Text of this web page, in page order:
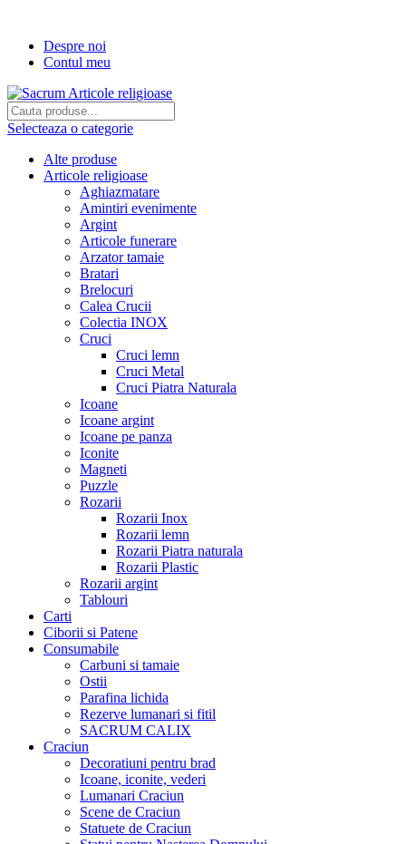
Despre noi
Contul meu
Selecteaza o categorie
Alte produse
Articole religioase
Aghiazmatare
Amintiri evenimente
Argint
Articole funerare
Arzator tamaie
Bratari
Brelocuri
Calea Crucii
Colectia INOX
Cruci
Cruci lemn
Cruci Metal
Cruci Piatra Naturala
Icoane
Icoane argint
Icoane pe panza
Iconite
Magneti
Puzzle
Rozarii
Rozarii Inox
Rozarii lemn
Rozarii Piatra naturala
Rozarii Plastic
Rozarii argint
Tablouri
Carti
Ciborii si Patene
Consumabile
Carbuni si tamaie
Ostii
Parafina lichida
Rezerve lumanari si fitil
SACRUM CALIX
Craciun
Decoratiuni pentru brad
Icoane, iconite, vederi
Lumanari Craciun
Scene de Craciun
Statuete de Craciun